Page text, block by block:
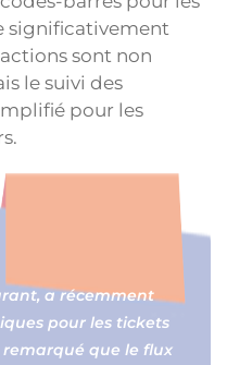
significativement
sont non
le suivi des
pour les
a récemment
pour les tickets
que le flux